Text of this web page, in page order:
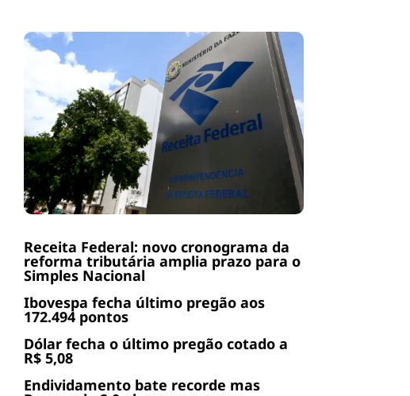
Receita Federal: novo cronograma da
reforma tributária amplia prazo para o
Simples Nacional
Ibovespa fecha último pregão aos
172.494 pontos
Dólar fecha o último pregão cotado a
R$ 5,08
Endividamento bate recorde mas